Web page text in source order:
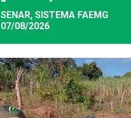
SENAR, SISTEMA FAEMG
07/08/2026